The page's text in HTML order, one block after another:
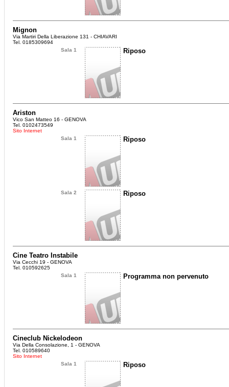
Mignon
Via Martiri Della Liberazione 131 - CHIAVARI
Tel. 0185309694
Sala 1
Riposo
Ariston
Vico San Matteo 16 - GENOVA
Tel. 0102473549
Sito Internet
Sala 1
Riposo
Sala 2 Riposo
Cine Teatro Instabile
Via Cecchi 19 - GENOVA
Tel. 010592625
Sala 1
Programma non pervenuto
Cineclub Nickelodeon
Via Della Consolazione, 1 - GENOVA
Tel. 010589640
Sito Internet
Sala 1
Riposo